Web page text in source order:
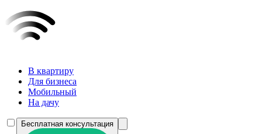
В квартиру
Для бизнеса
Мобильный
На дачу
Бесплатная консультация